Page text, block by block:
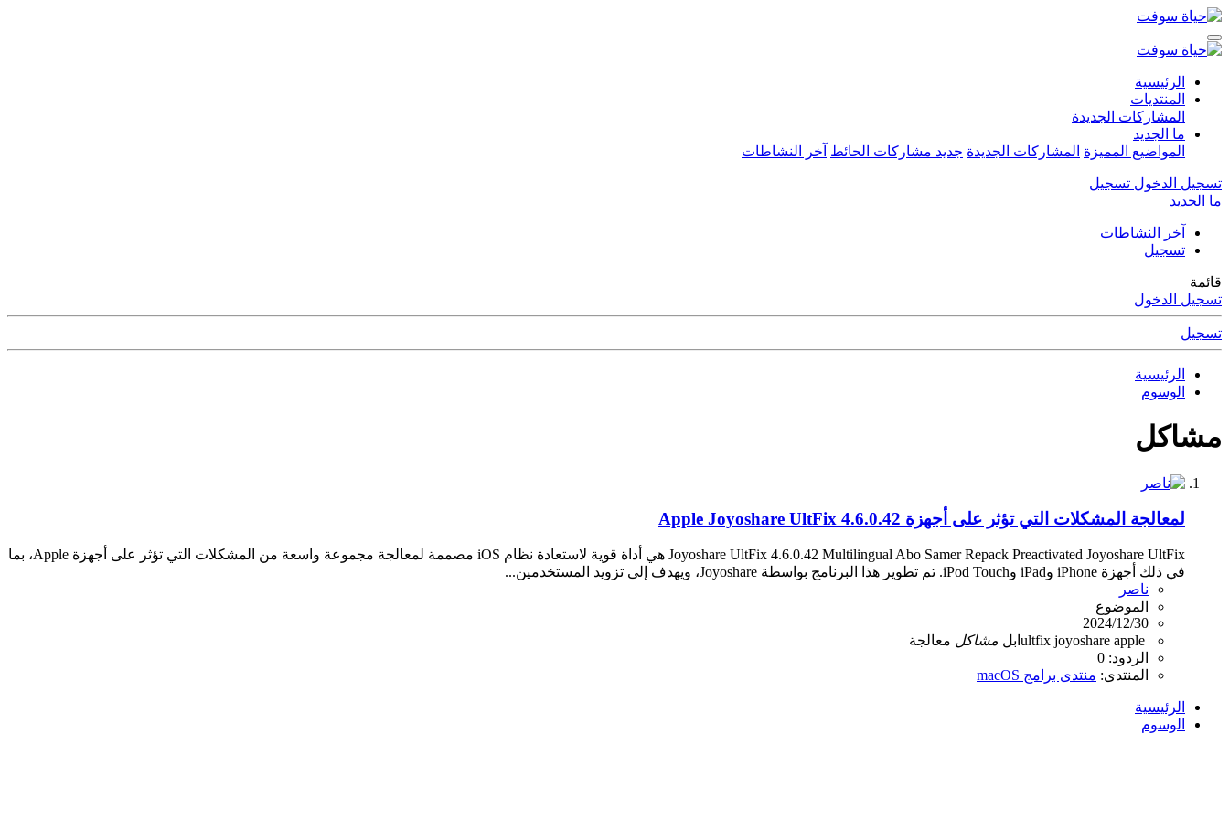
الرئيسية
المنتديات
المشاركات الجديدة
ما الجديد
المواضيع المميزة المشاركات الجديدة جديد مشاركات الحائط آخر النشاطات
تسجيل الدخول تسجيل
ما الجديد
آخر النشاطات
تسجيل
قائمة
تسجيل الدخول
تسجيل
الرئيسية
الوسوم
مشاكل
لمعالجة المشكلات التي تؤثر على أجهزة Apple Joyoshare UltFix 4.6.0.42
Joyoshare UltFix 4.6.0.42 Multilingual Abo Samer Repack Preactivated Joyoshare UltFix هي أداة قوية لاستعادة نظام iOS مصممة لمعالجة مجموعة واسعة من المشكلات التي تؤثر على أجهزة Apple، بما
في ذلك أجهزة iPhone وiPad وiPod Touch. تم تطوير هذا البرنامج بواسطة Joyoshare، ويهدف إلى تزويد المستخدمين...
ناصر
الموضوع
2024/12/30
apple
joyoshare
ultfix ابل مشاكل معالجة
الردود: 0
المنتدى: منتدى برامج macOS
الرئيسية
الوسوم